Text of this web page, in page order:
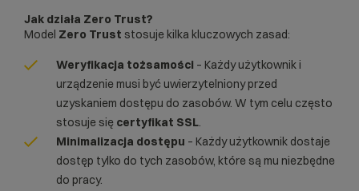
Jak działa Zero Trust?
Model Zero Trust stosuje kilka kluczowych zasad:
Weryfikacja tożsamości – Każdy użytkownik i
urządzenie musi być uwierzytelniony przed
uzyskaniem dostępu do zasobów. W tym celu często
stosuje się certyfikat SSL.
Minimalizacja dostępu – Każdy użytkownik dostaje
dostęp tylko do tych zasobów, które są mu niezbędne
do pracy.